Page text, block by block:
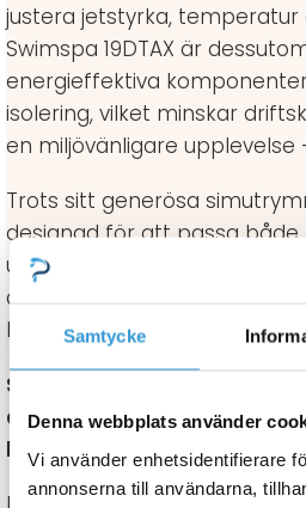
Samtycke
Denna webbplats använder
Vi använder enhetsidentifierare
annonserna till användarna,
justera jetstyrka, temperatur
Swimspa 19DTAX är
energieffektiva
isolering, vilket minskar
en miljövänligare upplevelse
Trots sitt generösa
designad för att passa
uteplatser, vilket gör den
där man vill maximera
kompromissa på lyx.
Swimspa 19DTAX är mer än
det är en investering i
livskvalitet.